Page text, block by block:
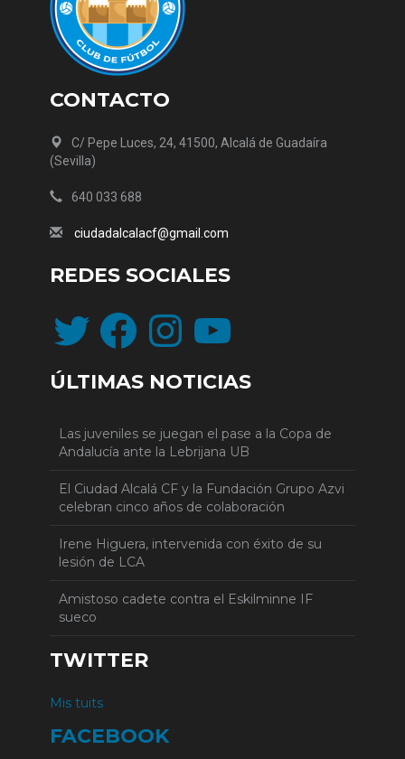
CONTACTO
C/ Pepe Luces, 24, 41500, Alcalá de Guadaíra
(Sevilla)
640 033 688
ciudadalcalacf@gmail.com
REDES SOCIALES
Twitter FacebookInstagramYouTube
ÚLTIMAS NOTICIAS
Las juveniles se juegan el pase a la Copa de
Andalucía ante la Lebrijana UB
El Ciudad Alcalá CF y la Fundación Grupo Azvi
celebran cinco años de colaboración
Irene Higuera, intervenida con éxito de su
lesión de LCA
Amistoso cadete contra el Eskilminne IF
sueco
TWITTER
Mis tuits
FACEBOOK